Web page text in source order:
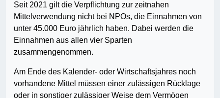
Seit 2021 gilt die Verpflichtung zur zeitnahen
Mittelverwendung nicht bei NPOs, die Einnahmen von
unter 45.000 Euro jährlich haben. Dabei werden die
Einnahmen aus allen vier Sparten
zusammengenommen.
Am Ende des Kalender- oder Wirtschaftsjahres noch
vorhandene Mittel müssen einer zulässigen Rücklage
oder in sonstiger zulässiger Weise dem Vermögen